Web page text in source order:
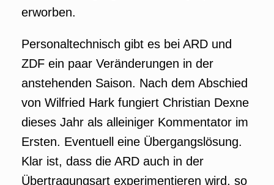
erworben.
Personaltechnisch gibt es bei ARD und
ZDF ein paar Veränderungen in der
anstehenden Saison. Nach dem Abschied
von Wilfried Hark fungiert Christian Dexne
dieses Jahr als alleiniger Kommentator im
Ersten. Eventuell eine Übergangslösung.
Klar ist, dass die ARD auch in der
Übertragungsart experimentieren wird, so